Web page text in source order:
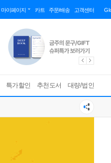
마이페이지 카트 주문/배송 고객센터
특가할인 추천도서 대량/법인